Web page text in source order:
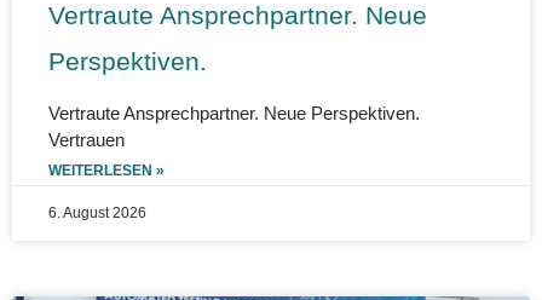
Vertraute Ansprechpartner. Neue
Perspektiven.
Vertraute Ansprechpartner. Neue Perspektiven.
Vertrauen
WEITERLESEN »
6. August 2026